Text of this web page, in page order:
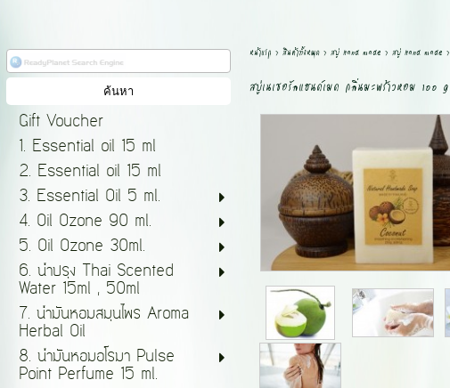
Gift Voucher
1. Essential oil 15 ml
2. Essential oil 15 ml
3. Essential Oil 5 ml.
4. Oil Ozone 90 ml.
5. Oil Ozone 30ml.
6. น้ำปรุง Thai Scented
Water 15ml , 50ml
7. น้ำมันหอมสมุนไพร Aroma
Herbal Oil
8. น้ำมันหอมอโรมา Pulse
Point Perfume 15 ml.
หน้าแรก > สินค้าทั้งหมด> สบู่ Hand made > สบู่ Hand made >
สบู่เนเชอรัลแฮนด์เมด กลิ่นมะพร้าวหอม 100 g